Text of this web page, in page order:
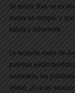
de estos días no es
nunca se rompió, y
sólida y coherente.
La reciente visita de
puentes están
escenario, las
oficial. ¿Fue un